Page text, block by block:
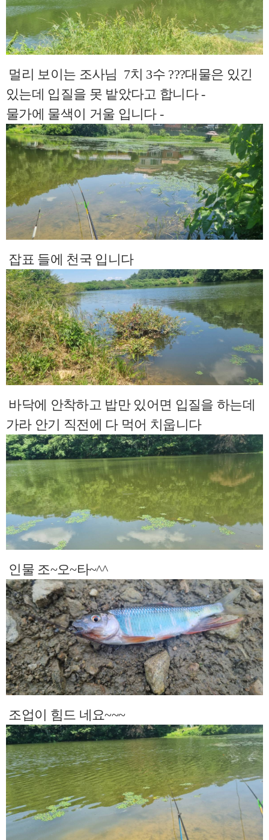
멀리 보이는 조사님 7치 3수 ???대물은 있긴
있는데 입질을 못 밭았다고 합니다 -
물가에 물색이 거울 입니다 -
잡표 들에 천국 입니다
바닥에 안착하고 밥만 있어면 입질을 하는데
가라 안기 직전에 다 먹어 치웁니다
인물 조~오~타~^^
조업이 힘드 네요~~~